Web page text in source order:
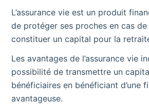
L’assurance vie est un produit
de protéger ses proches en cas
constituer un capital pour la
Les avantages de l’assurance vie
possibilité de transmettre un
bénéficiaires en bénéficiant d’une
avantageuse.